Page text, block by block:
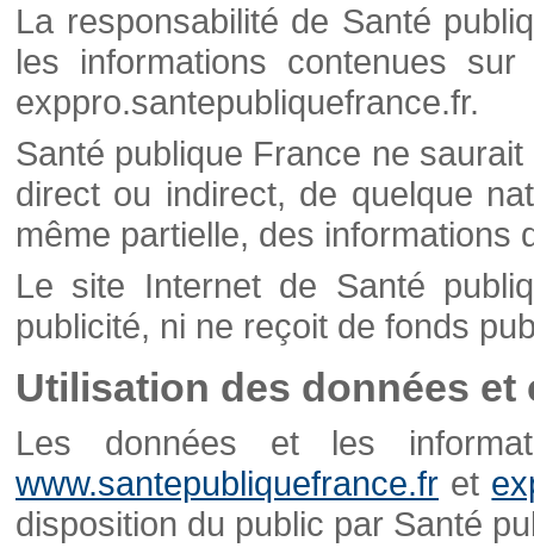
La responsabilité de Santé
les informations contenues
exppro.santepubliquefrance.fr.
Santé publique France ne
direct ou indirect, de quelque
même partielle, des informations
Le site Internet de Santé
publicité, ni ne reçoit de fonds
Utilisation des données et
Les données et les
www.santepubliquefrance.fr et
disposition du public par Santé